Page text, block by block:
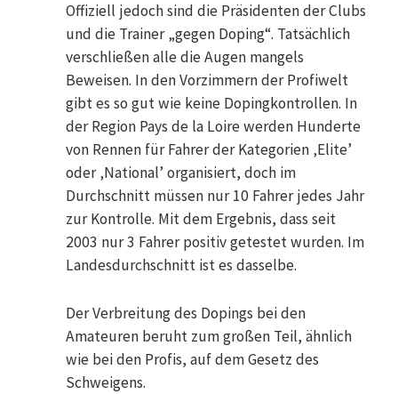
Offiziell jedoch sind die Präsidenten der Clubs
und die Trainer „gegen Doping“. Tatsächlich
verschließen alle die Augen mangels
Beweisen. In den Vorzimmern der Profiwelt
gibt es so gut wie keine Dopingkontrollen. In
der Region Pays de la Loire werden Hunderte
von Rennen für Fahrer der Kategorien ‚Elite’
oder ‚National’ organisiert, doch im
Durchschnitt müssen nur 10 Fahrer jedes Jahr
zur Kontrolle. Mit dem Ergebnis, dass seit
2003 nur 3 Fahrer positiv getestet wurden. Im
Landesdurchschnitt ist es dasselbe.
Der Verbreitung des Dopings bei den
Amateuren beruht zum großen Teil, ähnlich
wie bei den Profis, auf dem Gesetz des
Schweigens.